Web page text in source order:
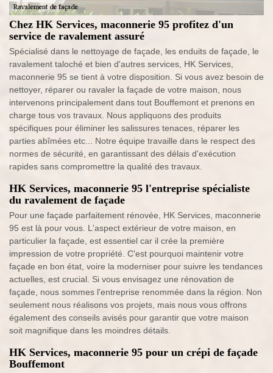
Chez HK Services, maconnerie 95 profitez d'un
service de ravalement assuré
Spécialisé dans le nettoyage de façade, les enduits de façade, le
ravalement taloché et bien d'autres services, HK Services,
maconnerie 95 se tient à votre disposition. Si vous avez besoin de
nettoyer, réparer ou ravaler la façade de votre maison, nous
intervenons principalement dans tout Bouffemont et prenons en
charge tous vos travaux. Nous appliquons des produits
spécifiques pour éliminer les salissures tenaces, réparer les
parties abîmées etc... Notre équipe travaille dans le respect des
normes de sécurité, en garantissant des délais d'exécution
rapides sans compromettre la qualité des travaux.
HK Services, maconnerie 95 l'entreprise spécialiste
du ravalement de façade
Pour une façade parfaitement rénovée, HK Services, maconnerie
95 est là pour vous. L'aspect extérieur de votre maison, en
particulier la façade, est essentiel car il crée la première
impression de votre propriété. C'est pourquoi maintenir votre
façade en bon état, voire la moderniser pour suivre les tendances
actuelles, est crucial. Si vous envisagez une rénovation de
façade, nous sommes l'entreprise renommée dans la région. Non
seulement nous réalisons vos projets, mais nous vous offrons
également des conseils avisés pour garantir que votre maison
soit magnifique dans les moindres détails.
HK Services, maconnerie 95 pour un crépi de façade
Bouffemont